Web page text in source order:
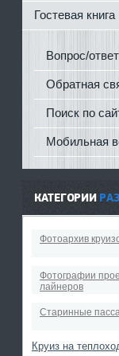
Гостевая книга
Вопрос/ответ
Обратная
Поиск по
Мобильная
КАТЕГОРИИ
Фотоархив
Фотографии
лайнеров
Старинные
Круиз на